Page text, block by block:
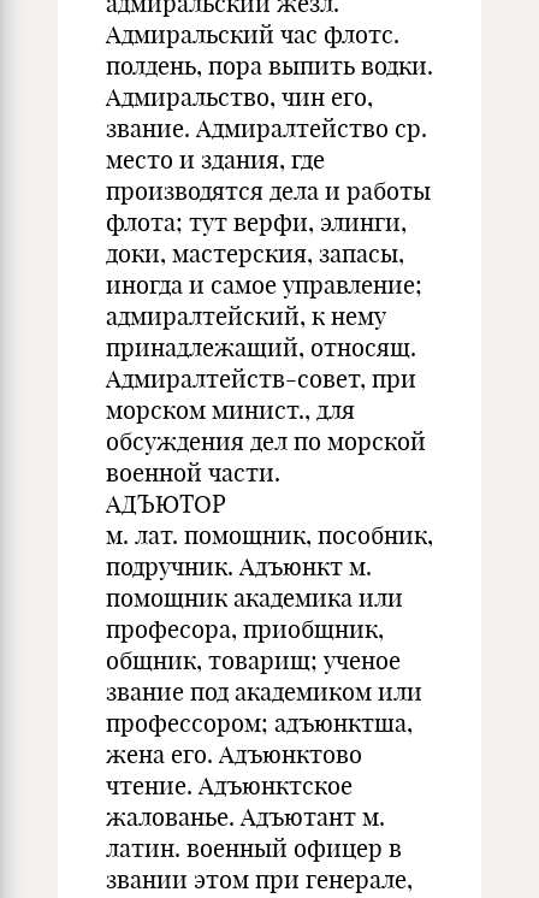
Адмиральский час флотс.
полдень, пора выпить водки.
Адмиральство, чин его,
звание. Адмиралтейство ср.
место и здания, где
производятся дела и работы
флота; тут верфи, элинги,
доки, мастерския, запасы,
иногда и самое управление;
адмиралтейский, к нему
принадлежащий, относящ.
Адмиралтейств-совет, при
морском минист., для
обсуждения дел по морской
военной части.
АДЪЮТОР
м. лат. помощник, пособник,
подручник. Адъюнкт м.
помощник академика или
професора, приобщник,
общник, товарищ; ученое
звание под академиком или
профессором; адъюнктша,
жена его. Адъюнктово
чтение. Адъюнктское
жалованье. Адъютант м.
латин. военный офицер в
звании этом при генерале,